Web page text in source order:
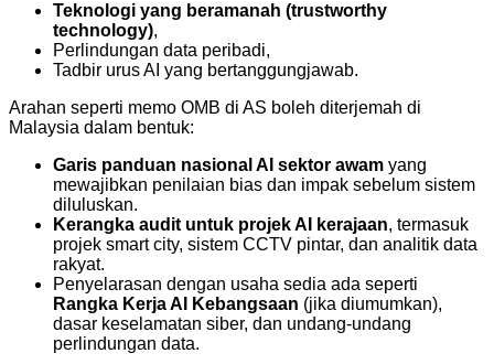
Teknologi yang beramanah (trustworthy
technology),
Perlindungan data peribadi,
Tadbir urus AI yang bertanggungjawab.
Arahan seperti memo OMB di AS boleh diterjemah di
Malaysia dalam bentuk:
Garis panduan nasional AI sektor awam yang
mewajibkan penilaian bias dan impak sebelum sistem
diluluskan.
Kerangka audit untuk projek AI kerajaan, termasuk
projek smart city, sistem CCTV pintar, dan analitik data
rakyat.
Penyelarasan dengan usaha sedia ada seperti
Rangka Kerja AI Kebangsaan (jika diumumkan),
dasar keselamatan siber, dan undang-undang
perlindungan data.